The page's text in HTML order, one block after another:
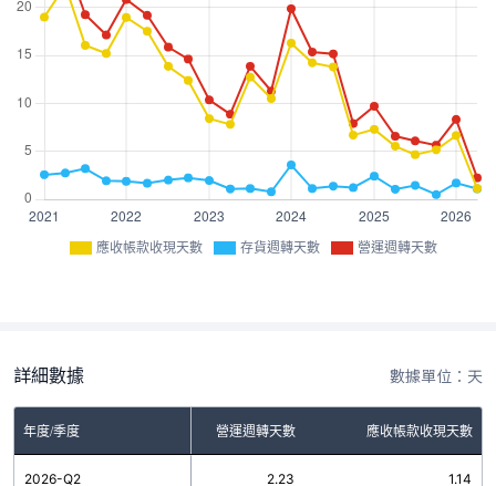
應收帳款收現天數 存貨週轉天數 營運週轉天數
詳細數據 數據單位：天
年度/季度
存貨週轉天數 營運週轉天數 應收帳款收現天數
2026-Q2 2.23 1.14